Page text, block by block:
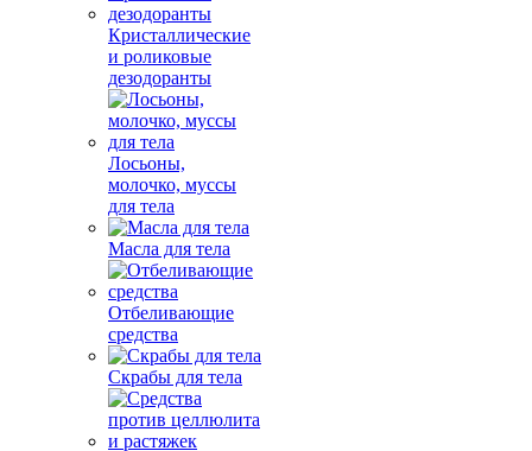
Кристаллические
и роликовые
дезодоранты
Лосьоны,
молочко, муссы
для тела
Масла для тела
Отбеливающие
средства
Скрабы для тела